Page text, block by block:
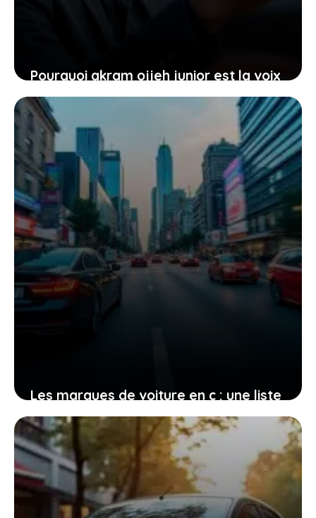
Pourquoi akram ojjeh junior est la voix
automobile qui résonne auprès des
jeunes conducteurs
22 janvier 2026
Les marques de voiture en c : une liste
complète pensée pour vous aider à
choisir et comparer
5 janvier 2026